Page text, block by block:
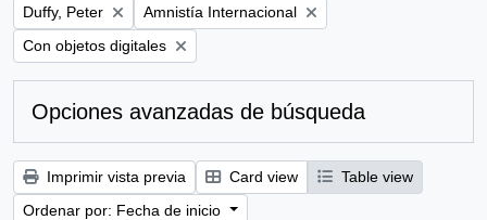
Remove filter:
Duffy, Peter Remove filter:
Amnistía Internacional
Remove filter:
Con objetos digitales
Opciones avanzadas de búsqueda
Imprimir vista previa Card view
Table view
Ordenar por: Fecha de inicio